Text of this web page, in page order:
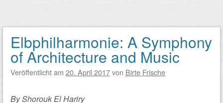
Elbphilharmonie: A Symphony
of Architecture and Music
Veröffentlicht am 20. April 2017von Birte Frische
By Shorouk El Hariry